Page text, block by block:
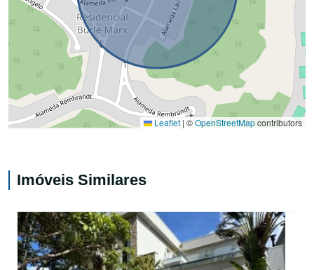
Leaflet | ©OpenStreetMapcontributors
Imóveis Similares